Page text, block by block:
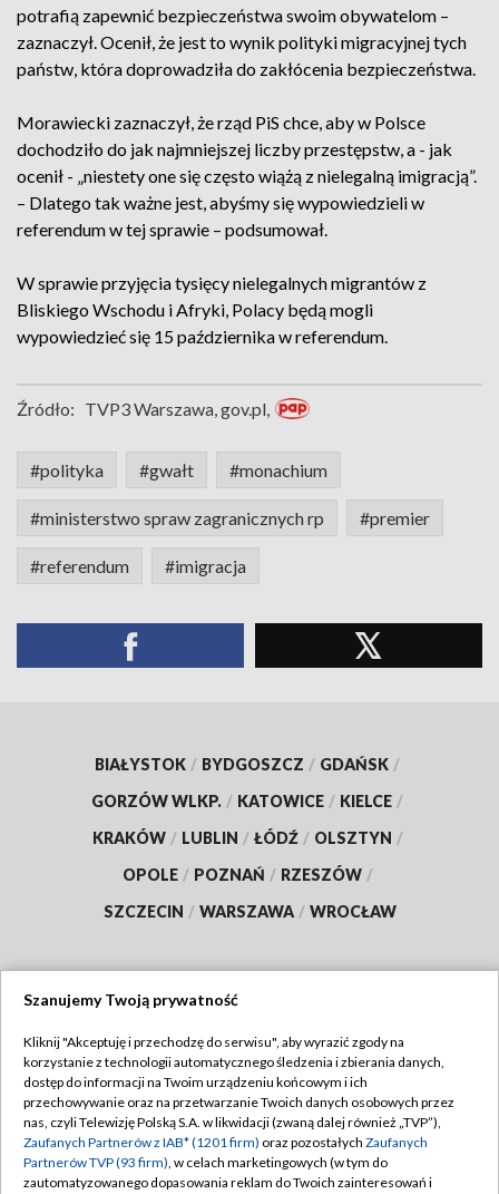
potrafią zapewnić bezpieczeństwa swoim obywatelom –
zaznaczył. Ocenił, że jest to wynik polityki migracyjnej tych
państw, która doprowadziła do zakłócenia bezpieczeństwa.
Morawiecki zaznaczył, że rząd PiS chce, aby w Polsce
dochodziło do jak najmniejszej liczby przestępstw, a - jak
ocenił - „niestety one się często wiążą z nielegalną imigracją”.
– Dlatego tak ważne jest, abyśmy się wypowiedzieli w
referendum w tej sprawie – podsumował.
W sprawie przyjęcia tysięcy nielegalnych migrantów z
Bliskiego Wschodu i Afryki, Polacy będą mogli
wypowiedzieć się 15 października w referendum.
Źródło: TVP3 Warszawa, gov.pl,
#polityka #gwałt #monachium
#ministerstwo spraw zagranicznych rp #premier
#referendum #imigracja
BIAŁYSTOK / BYDGOSZCZ / GDAŃSK /
GORZÓW WLKP. / KATOWICE / KIELCE /
KRAKÓW / LUBLIN / ŁÓDŹ / OLSZTYN /
OPOLE / POZNAŃ / RZESZÓW /
SZCZECIN / WARSZAWA / WROCŁAW
TVP
Abonament TVP
Emisja w TVP
Centrum informacji TVP
Regulamin TVP
Polityka prywatności
Moje zgody
Szanujemy Twoją prywatność
Kliknij "Akceptuję i przechodzę do serwisu", aby wyrazić zgody na
korzystanie z technologii automatycznego śledzenia i zbierania danych,
dostęp do informacji na Twoim urządzeniu końcowym i ich
przechowywanie oraz na przetwarzanie Twoich danych osobowych przez
nas, czyli Telewizję Polską S.A. w likwidacji (zwaną dalej również „TVP”),
Zaufanych Partnerów z IAB* (1201 firm) oraz pozostałych Zaufanych
Partnerów TVP (93 firm), w celach marketingowych (w tym do
zautomatyzowanego dopasowania reklam do Twoich zainteresowań i